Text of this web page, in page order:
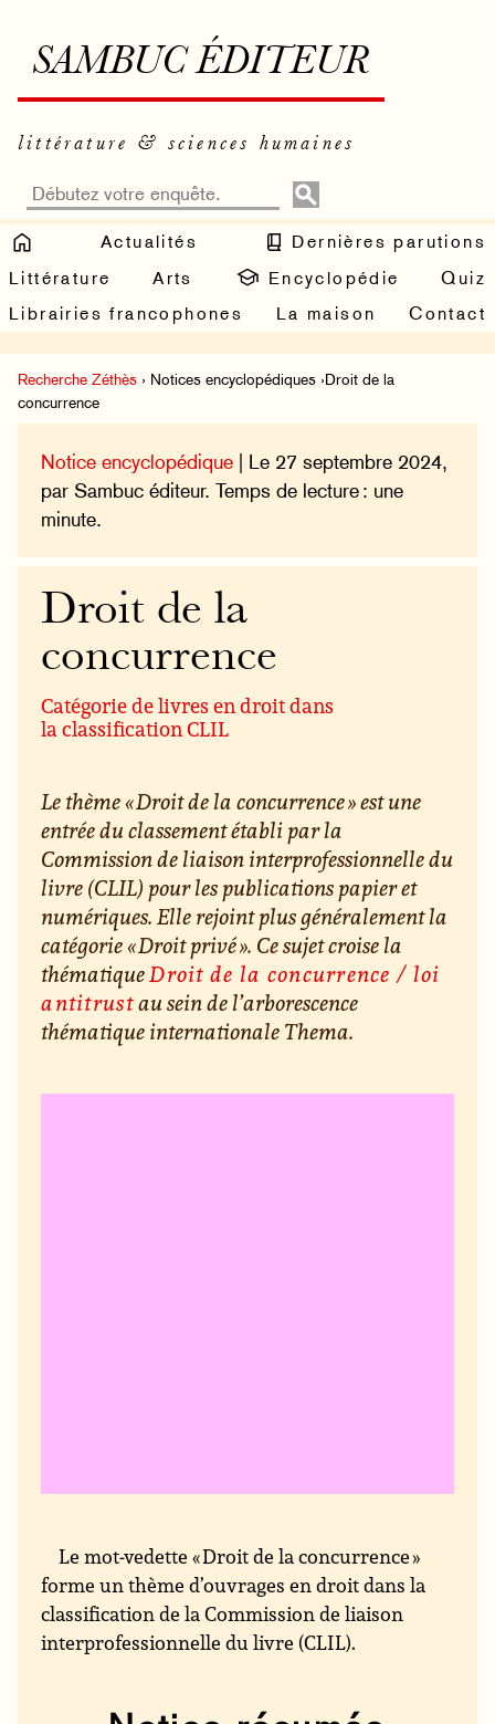
SAMBUC ÉDITEUR
littérature & sciences humaines
Actualités
Dernières parutions
Littérature
Arts Encyclopédie
Quiz
Librairies francophones
La maison Contact
Recherche Zéthès › Notices encyclopédiques ›Droit de la
concurrence
Notice encyclopédique | Le 27 septembre 2024,
par Sambuc éditeur. Temps de lecture : une
minute.
Droit de la
concurrence
Catégorie de livres en droit dans
la classification CLIL
Le thème « Droit de la concurrence » est une
entrée du classement établi par la
Commission de liaison interprofessionnelle du
livre (CLIL) pour les publications papier et
numériques. Elle rejoint plus généralement la
catégorie « Droit privé ». Ce sujet croise la
thématiqueDroit de la concurrence / loi
antitrustau sein de l’arborescence
thématique internationale Thema.
Le mot-vedette « Droit de la concurrence »
forme un thème d’ouvrages en droit dans la
classification de la Commission de liaison
interprofessionnelle du livre (CLIL).